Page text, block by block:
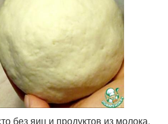
без яиц и продуктов из молока.